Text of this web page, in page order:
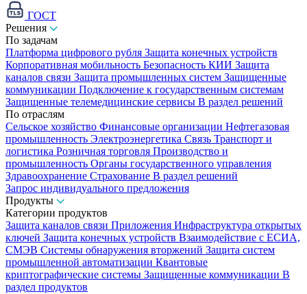
ГОСТ
Решения
По задачам
Платформа цифрового рубля Защита конечных устройств
Корпоративная мобильность Безопасность КИИ Защита
каналов связи Защита промышленных систем Защищенные
коммуникации Подключение к государственным системам
Защищенные телемедицинские сервисы В раздел решений
По отраслям
Сельское хозяйство Финансовые организации Нефтегазовая
промышленность Электроэнергетика Связь Транспорт и
логистика Розничная торговля Производство и
промышленность Органы государственного управления
Здравоохранение Страхование В раздел решений
Запрос индивидуального предложения
Продукты
Категории продуктов
Защита каналов связи Приложения Инфраструктура открытых
ключей Защита конечных устройств Взаимодействие с ЕСИА,
СМЭВ Системы обнаружения вторжений Защита систем
промышленной автоматизации Квантовые
криптографические системы Защищенные коммуникации В
раздел продуктов